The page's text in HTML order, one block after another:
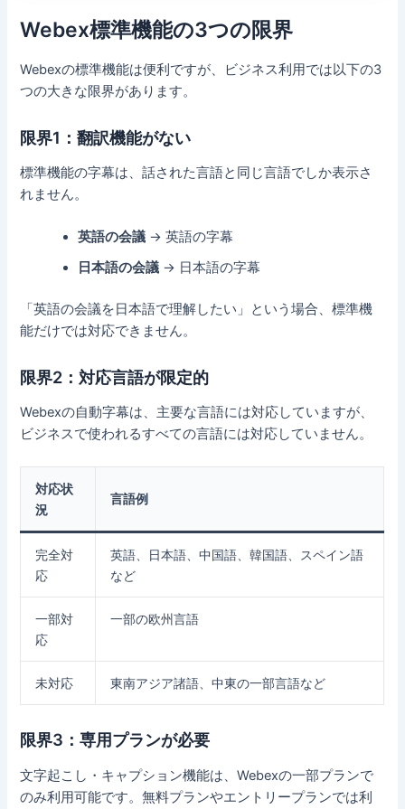
Webex標準機能の3つの限界
Webexの標準機能は便利ですが、ビジネス利用では以下の3
つの大きな限界があります。
限界1：翻訳機能がない
標準機能の字幕は、話された言語と同じ言語でしか表示さ
れません。
英語の会議 → 英語の字幕
日本語の会議 → 日本語の字幕
「英語の会議を日本語で理解したい」という場合、標準機
能だけでは対応できません。
限界2：対応言語が限定的
Webexの自動字幕は、主要な言語には対応していますが、
ビジネスで使われるすべての言語には対応していません。
対応状
況
言語例
完全対
応
英語、日本語、中国語、韓国語、スペイン語
など
一部対
応
一部の欧州言語
未対応 東南アジア諸語、中東の一部言語など
限界3：専用プランが必要
文字起こし・キャプション機能は、Webexの一部プランで
のみ利用可能です。無料プランやエントリープランでは利